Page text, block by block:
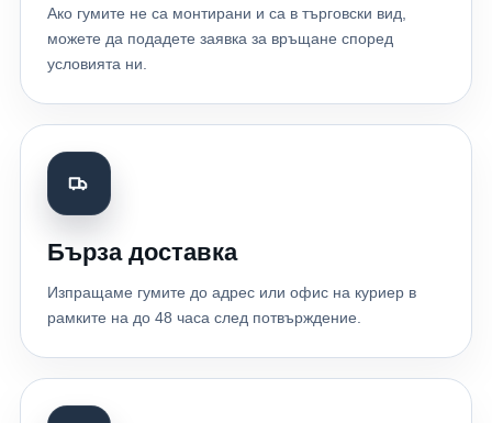
Ако гумите не са монтирани и са в търговски вид,
можете да подадете заявка за връщане според
условията ни.
Бърза доставка
Изпращаме гумите до адрес или офис на куриер в
рамките на до 48 часа след потвърждение.